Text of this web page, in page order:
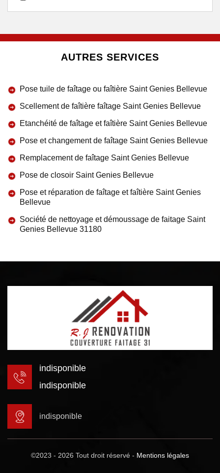
AUTRES SERVICES
Pose tuile de faîtage ou faîtière Saint Genies Bellevue
Scellement de faîtière faîtage Saint Genies Bellevue
Etanchéité de faîtage et faîtière Saint Genies Bellevue
Pose et changement de faîtage Saint Genies Bellevue
Remplacement de faîtage Saint Genies Bellevue
Pose de closoir Saint Genies Bellevue
Pose et réparation de faîtage et faîtière Saint Genies
Bellevue
Société de nettoyage et démoussage de faitage Saint
Genies Bellevue 31180
indisponible
indisponible
indisponible
©2023 - 2026 Tout droit réservé - Mentions légales